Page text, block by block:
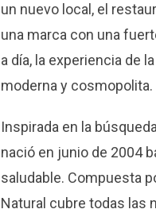
un nuevo local, el
una marca con una
a día, la experiencia de
moderna y cosmopolita.
Inspirada en la
nació en junio de 2004
saludable. Compuesta
Natural cubre todas las